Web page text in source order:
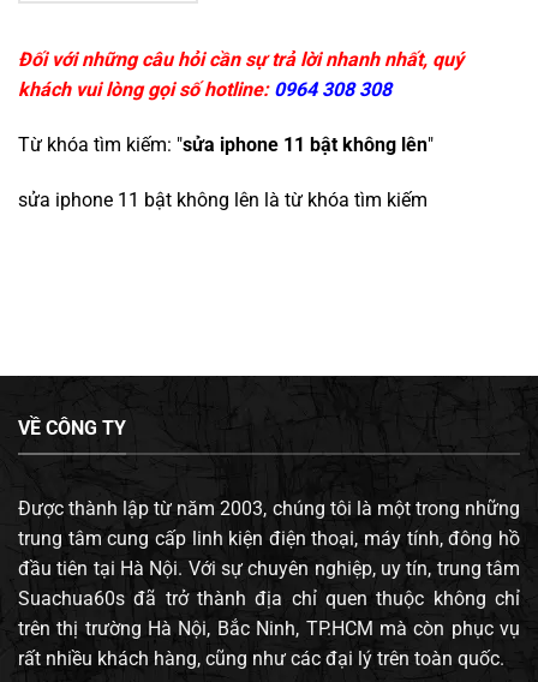
Đối với những câu hỏi cần sự trả lời nhanh nhất, quý
khách vui lòng gọi số hotline: 0964 308 308
Từ khóa tìm kiếm: "sửa iphone 11 bật không lên"
sửa iphone 11 bật không lên là từ khóa tìm kiếm
VỀ CÔNG TY
Được thành lập từ năm 2003, chúng tôi là một trong những
trung tâm cung cấp linh kiện điện thoại, máy tính, đông hồ
đầu tiên tại Hà Nội. Với sự chuyên nghiệp, uy tín, trung tâm
Suachua60s đã trở thành địa chỉ quen thuộc không chỉ
trên thị trường Hà Nội, Bắc Ninh, TP.HCM mà còn phục vụ
rất nhiều khách hàng, cũng như các đại lý trên toàn quốc.